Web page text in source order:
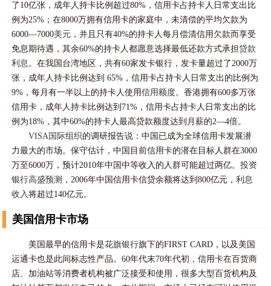
了10亿张，成年人持卡比例超过80%，信用卡占持卡人日常支出比
例为25%；在8000万拥有信用卡的家庭中，未清偿的平均欠款为
6000—7000美元 ，并且只有40%的持卡人每月偿清信用欠款而享受
免息期待遇，其余60%的持卡人都愿意选择最低还款方式承担贷款
利息。在我国台湾地区，共有60家发卡银行，发卡量超过了2000万
张，成年人持卡比例达到 65%，信用卡占持卡人日常支出的比例为
9%，每月有一半以上的持卡人使用信用额度。香港拥有600多万张
信用卡，成年人持卡比例达到71%，信用卡占持卡人日常支出的比
例为18%，其中60%的持卡人最高贷款额度达到月薪的2—4倍。
VISA国际组织的调研报告说：中国已成为全球信用卡发展潜
力最大的市场。保守估计，中国目前信用卡的潜在目标人群在3000
万至6000万，预计2010年中国中等收入的人群可能超过两亿。投资
银行高盛预测 ，2006年中国信用卡信贷余额将达到800亿元，利息
收入将超过140亿元。
美国信用卡市场
美国最早的信用卡是花旗银行旗下的FIRST CARD，以及美国
运通卡也是此间标志性产品。60年代末70年代初，信用卡在百货商
店、加油站等消费者机构被广泛接受和使用，很多大型百货机构及